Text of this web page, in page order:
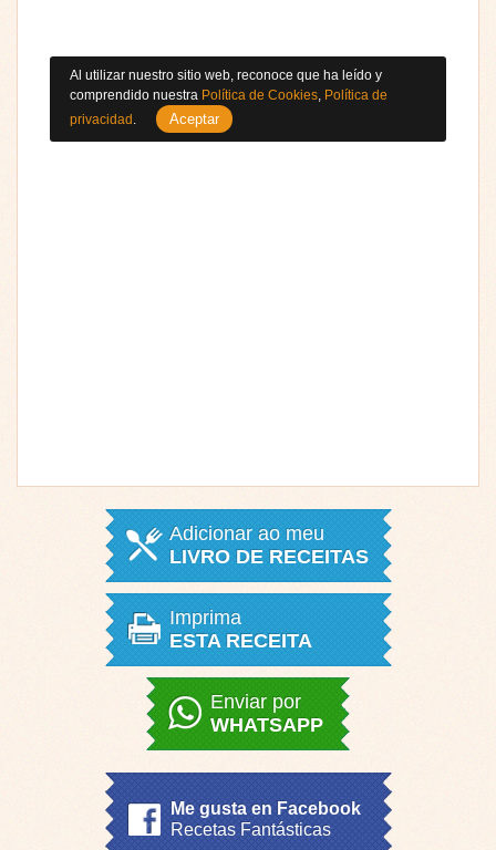
Adicionar ao meu
LIVRO DE RECEITAS
Imprima
ESTA RECEITA
Enviar por
WHATSAPP
Me gusta en Facebook
Recetas Fantásticas
Al utilizar nuestro sitio web, reconoce que ha leído y
comprendido nuestra Política de Cookies Política de
privacidad
Aceptar